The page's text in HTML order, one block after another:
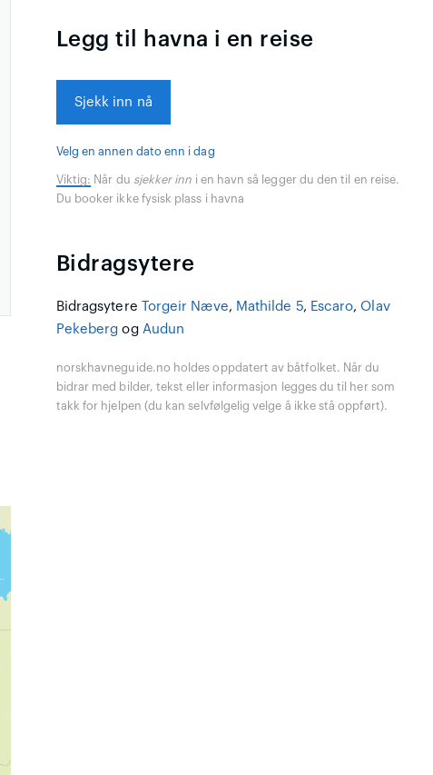
Legg til havna i en reise
Sjekk inn nå
Velg en annen dato enn i dag
Viktig: Når du sjekker inn i en havn så legger du den til en reise.
Du booker ikke fysisk plass i havna
Bidragsytere
Bidragsytere Torgeir Næve, Mathilde 5, Escaro,Olav
Pekeberg og Audun
norskhavneguide.no holdes oppdatert av båtfolket. Når du
bidrar med bilder, tekst eller informasjon legges du til her som
takk for hjelpen (du kan selvfølgelig velge å ikke stå oppført).